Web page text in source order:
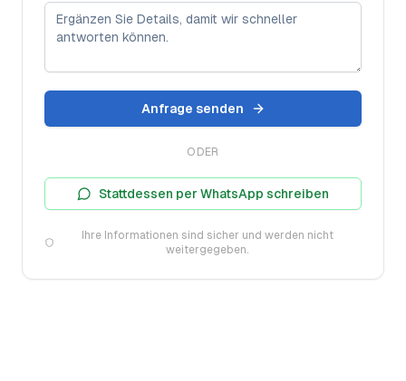
Anfrage senden
ODER
Stattdessen per WhatsApp schreiben
Ihre Informationen sind sicher und werden nicht
weitergegeben.